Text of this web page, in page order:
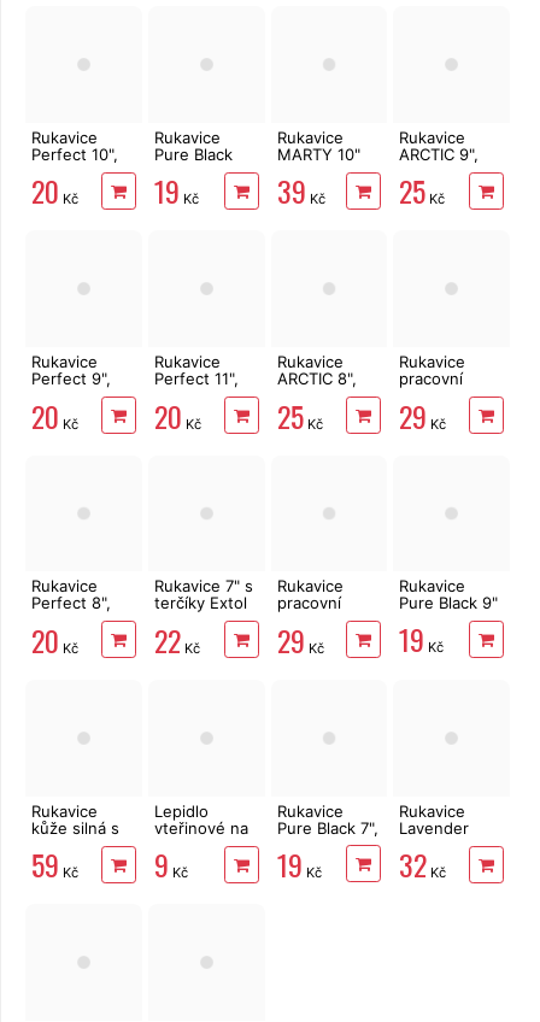
Rukavice
Perfect 10",
20 Kč
Rukavice
Pure Black
19 Kč
Rukavice
MARTY 10"
žluto-černé
39 Kč
Rukavice
ARCTIC 9",
25 Kč
Rukavice
Perfect 9",
20 Kč
Rukavice
Perfect 11",
20 Kč
Rukavice
ARCTIC 8",
25Kč
Rukavice
pracovní
zimní WINTER
FOX 11", latex
29 Kč
Rukavice
Perfect 8",
20 Kč
Rukavice 7" s
terčíky Extol
22 Kč
Rukavice
pracovní
zimní WINTER
FOX 9", latex
29 Kč
Rukavice
Pure Black 9"
19 Kč
Rukavice
kůže silná s
textilem 10"
59 Kč
Lepidlo
vteřinové na
kov, plast,
gumu i dřevo
9 Kč
Rukavice
Pure Black 7",
19 Kč
Rukavice
Lavender
FULL 8", latex
32 Kč